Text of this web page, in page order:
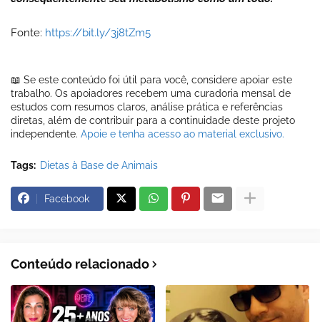
Fonte: https://bit.ly/3j8tZm5
📖 Se este conteúdo foi útil para você, considere apoiar este
trabalho. Os apoiadores recebem uma curadoria mensal de
estudos com resumos claros, análise prática e referências
diretas, além de contribuir para a continuidade deste projeto
independente. Apoie e tenha acesso ao material exclusivo.
Tags: Dietas à Base de Animais
Facebook
Conteúdo relacionado